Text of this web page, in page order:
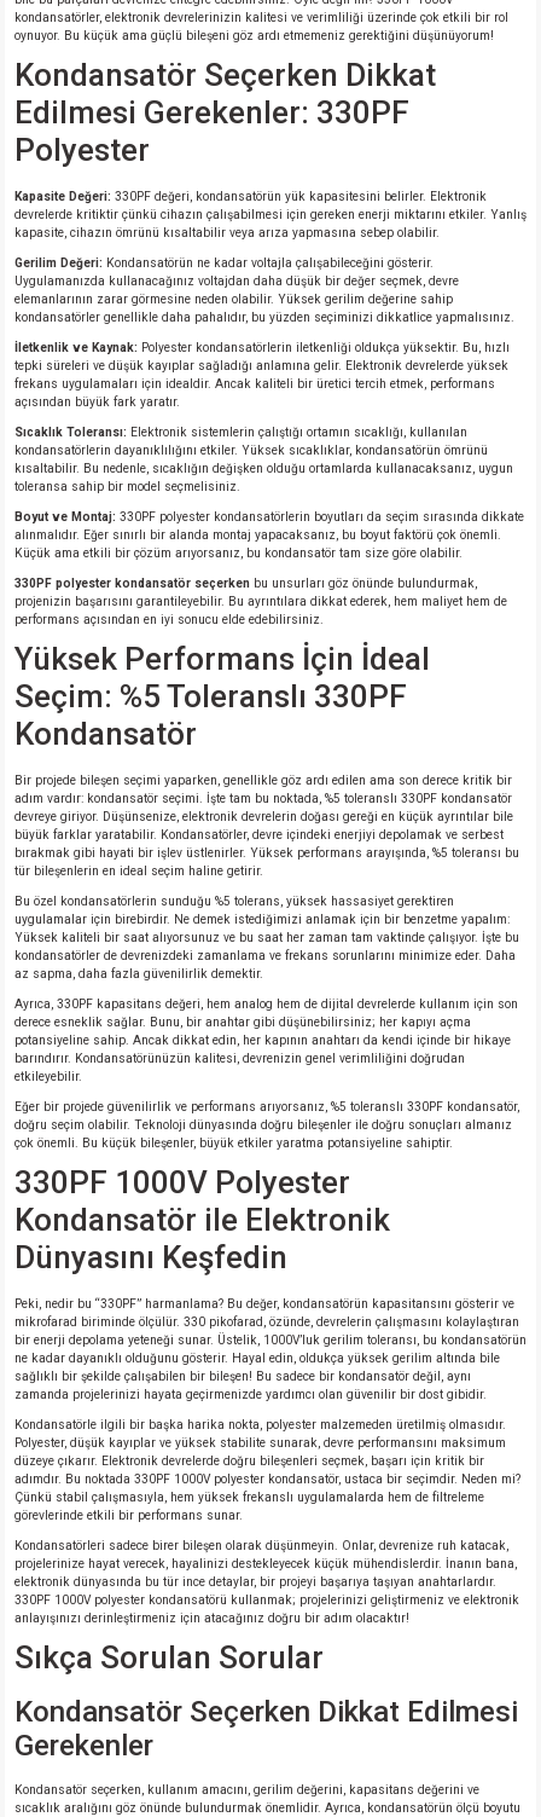
MARKA)
kondansatörler, elektronik devrelerinizin kalitesi ve verimliliği üzerinde çok etkili bir rol
oynuyor. Bu küçük ama güçlü bileşeni göz ardı etmemeniz gerektiğini düşünüyorum!
Kondansatör Seçerken Dikkat
Edilmesi Gerekenler: 330PF
Polyester
Kapasite Değeri: 330PF değeri, kondansatörün yük kapasitesini belirler. Elektronik
devrelerde kritiktir çünkü cihazın çalışabilmesi için gereken enerji miktarını etkiler. Yanlış
kapasite, cihazın ömrünü kısaltabilir veya arıza yapmasına sebep olabilir.
Gerilim Değeri: Kondansatörün ne kadar voltajla çalışabileceğini gösterir.
Uygulamanızda kullanacağınız voltajdan daha düşük bir değer seçmek, devre
elemanlarının zarar görmesine neden olabilir. Yüksek gerilim değerine sahip
kondansatörler genellikle daha pahalıdır, bu yüzden seçiminizi dikkatlice yapmalısınız.
İletkenlik ve Kaynak: Polyester kondansatörlerin iletkenliği oldukça yüksektir. Bu, hızlı
tepki süreleri ve düşük kayıplar sağladığı anlamına gelir. Elektronik devrelerde yüksek
frekans uygulamaları için idealdir. Ancak kaliteli bir üretici tercih etmek, performans
açısından büyük fark yaratır.
Sıcaklık Toleransı: Elektronik sistemlerin çalıştığı ortamın sıcaklığı, kullanılan
kondansatörlerin dayanıklılığını etkiler. Yüksek sıcaklıklar, kondansatörün ömrünü
kısaltabilir. Bu nedenle, sıcaklığın değişken olduğu ortamlarda kullanacaksanız, uygun
toleransa sahip bir model seçmelisiniz.
Boyut ve Montaj: 330PF polyester kondansatörlerin boyutları da seçim sırasında dikkate
alınmalıdır. Eğer sınırlı bir alanda montaj yapacaksanız, bu boyut faktörü çok önemli.
Küçük ama etkili bir çözüm arıyorsanız, bu kondansatör tam size göre olabilir.
330PF polyester kondansatör seçerken bu unsurları göz önünde bulundurmak,
projenizin başarısını garantileyebilir. Bu ayrıntılara dikkat ederek, hem maliyet hem de
performans açısından en iyi sonucu elde edebilirsiniz.
Yüksek Performans İçin İdeal
Seçim: %5 Toleranslı 330PF
Kondansatör
Bir projede bileşen seçimi yaparken, genellikle göz ardı edilen ama son derece kritik bir
adım vardır: kondansatör seçimi. İşte tam bu noktada, %5 toleranslı 330PF kondansatör
devreye giriyor. Düşünsenize, elektronik devrelerin doğası gereği en küçük ayrıntılar bile
büyük farklar yaratabilir. Kondansatörler, devre içindeki enerjiyi depolamak ve serbest
bırakmak gibi hayati bir işlev üstlenirler. Yüksek performans arayışında, %5 toleransı bu
tür bileşenlerin en ideal seçim haline getirir.
Bu özel kondansatörlerin sunduğu %5 tolerans, yüksek hassasiyet gerektiren
uygulamalar için birebirdir. Ne demek istediğimizi anlamak için bir benzetme yapalım:
Yüksek kaliteli bir saat alıyorsunuz ve bu saat her zaman tam vaktinde çalışıyor. İşte bu
kondansatörler de devrenizdeki zamanlama ve frekans sorunlarını minimize eder. Daha
az sapma, daha fazla güvenilirlik demektir.
Ayrıca, 330PF kapasitans değeri, hem analog hem de dijital devrelerde kullanım için son
derece esneklik sağlar. Bunu, bir anahtar gibi düşünebilirsiniz; her kapıyı açma
potansiyeline sahip. Ancak dikkat edin, her kapının anahtarı da kendi içinde bir hikaye
barındırır. Kondansatörünüzün kalitesi, devrenizin genel verimliliğini doğrudan
etkileyebilir.
Eğer bir projede güvenilirlik ve performans arıyorsanız, %5 toleranslı 330PF kondansatör,
doğru seçim olabilir. Teknoloji dünyasında doğru bileşenler ile doğru sonuçları almanız
çok önemli. Bu küçük bileşenler, büyük etkiler yaratma potansiyeline sahiptir.
330PF 1000V Polyester
Kondansatör ile Elektronik
Dünyasını Keşfedin
Peki, nedir bu “330PF” harmanlama? Bu değer, kondansatörün kapasitansını gösterir ve
mikrofarad biriminde ölçülür. 330 pikofarad, özünde, devrelerin çalışmasını kolaylaştıran
bir enerji depolama yeteneği sunar. Üstelik, 1000V’luk gerilim toleransı, bu kondansatörün
ne kadar dayanıklı olduğunu gösterir. Hayal edin, oldukça yüksek gerilim altında bile
sağlıklı bir şekilde çalışabilen bir bileşen! Bu sadece bir kondansatör değil, aynı
zamanda projelerinizi hayata geçirmenizde yardımcı olan güvenilir bir dost gibidir.
Kondansatörle ilgili bir başka harika nokta, polyester malzemeden üretilmiş olmasıdır.
Polyester, düşük kayıplar ve yüksek stabilite sunarak, devre performansını maksimum
düzeye çıkarır. Elektronik devrelerde doğru bileşenleri seçmek, başarı için kritik bir
adımdır. Bu noktada 330PF 1000V polyester kondansatör, ustaca bir seçimdir. Neden mi?
Çünkü stabil çalışmasıyla, hem yüksek frekanslı uygulamalarda hem de filtreleme
görevlerinde etkili bir performans sunar.
Kondansatörleri sadece birer bileşen olarak düşünmeyin. Onlar, devrenize ruh katacak,
projelerinize hayat verecek, hayalinizi destekleyecek küçük mühendislerdir. İnanın bana,
elektronik dünyasında bu tür ince detaylar, bir projeyi başarıya taşıyan anahtarlardır.
330PF 1000V polyester kondansatörü kullanmak; projelerinizi geliştirmeniz ve elektronik
anlayışınızı derinleştirmeniz için atacağınız doğru bir adım olacaktır!
Sıkça Sorulan Sorular
Kondansatör Seçerken Dikkat Edilmesi
Gerekenler
Kondansatör seçerken, kullanım amacını, gerilim değerini, kapasitans değerini ve
sıcaklık aralığını göz önünde bulundurmak önemlidir. Ayrıca, kondansatörün ölçü boyutu